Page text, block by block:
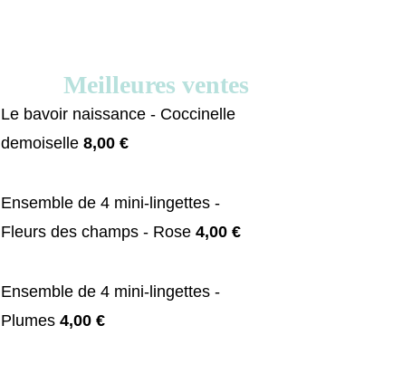
Meilleures ventes
Le bavoir naissance - Coccinelle
demoiselle 8,00€
Ensemble de 4 mini-lingettes -
Fleurs des champs - Rose 4,00€
Ensemble de 4 mini-lingettes -
Plumes 4,00€